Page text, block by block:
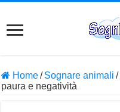
Home/ Sognare animali /
paura e negatività